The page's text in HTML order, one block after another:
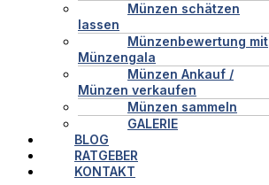
Münzen schätzen
lassen
Münzenbewertung mit
Münzengala
Münzen Ankauf /
Münzen verkaufen
Münzen sammeln
GALERIE
BLOG
RATGEBER
KONTAKT